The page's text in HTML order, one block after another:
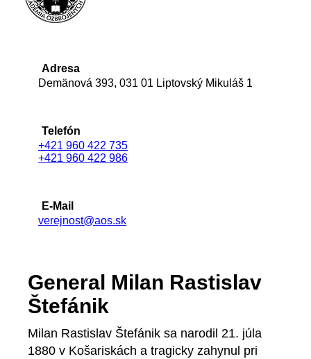
Adresa
Demänová 393, 031 01 Liptovský Mikuláš 1
Telefón
+421 960 422 735
+421 960 422 986
E-Mail
verejnost@aos.sk
General Milan Rastislav
Štefánik
Milan Rastislav Štefánik sa narodil 21. júla
1880 v Košariskách a tragicky zahynul pri